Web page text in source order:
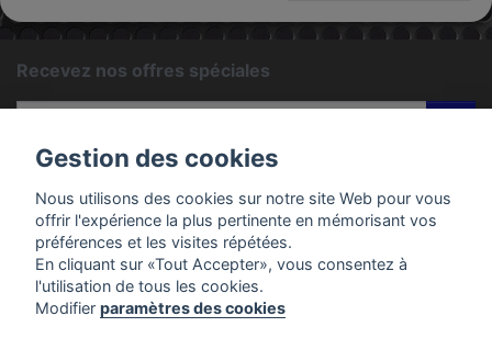
Recevez nos offres spéciales
Vous pouvez vous désinscrire à tout moment. Vous trouverez
d'utilisation du site.
PRODUITS
Gestion des cookies
Nous utilisons des cookies sur notre site Web pour vous
offrir l'expérience la plus pertinente en mémorisant vos
préférences et les visites répétées.
En cliquant sur «Tout Accepter», vous consentez à
l'utilisation de tous les cookies.
Modifier paramètres des cookies